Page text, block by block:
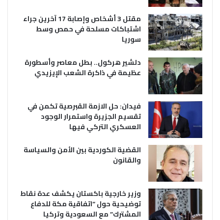
مقتل 3 أشخاص وإصابة 17 آخرين جراء
اشتباكات مسلحة في حمص وسط
سوريا
دلشير هركول.. بطل معاصر وأسطورة
عظيمة في ذاكرة الشعب الإيزيدي
فيدان: حل الازمة القبرصية تكمن في
تقسيم الجزيرة واستمرار الوجود
العسكري التركي فيها
القضية الكوردية بين الأمن والسياسة
والقانون
وزير خارجية باكستان يكشف عدة نقاط
توضيحية حول “اتفاقية مكة للدفاع
المشترك” مع السعودية وتركيا